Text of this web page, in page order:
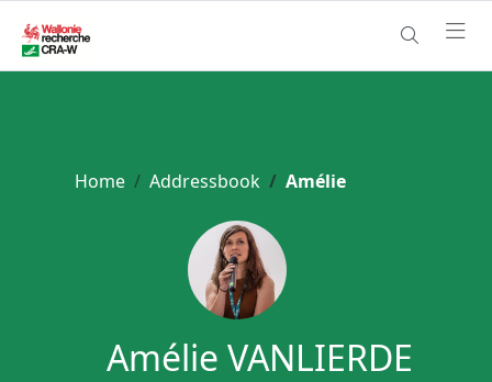
Home Addressbook Amélie
Amélie VANLIERDE